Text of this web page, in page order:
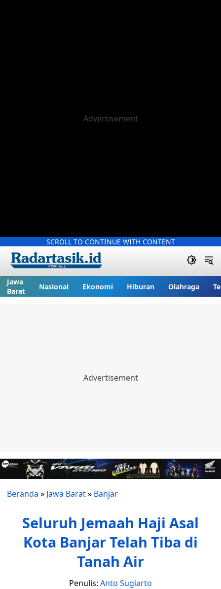
SCROLL TO CONTINUE WITH CONTENT
Jawa
Barat
Nasional Ekonomi Hiburan Olahraga
Beranda » Jawa Barat» Banjar
Seluruh Jemaah Haji Asal
Kota Banjar Telah Tiba di
Tanah Air
Penulis: Anto Sugiarto